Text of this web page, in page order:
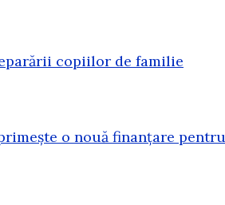
copiilor de familie
o nouă finanțare